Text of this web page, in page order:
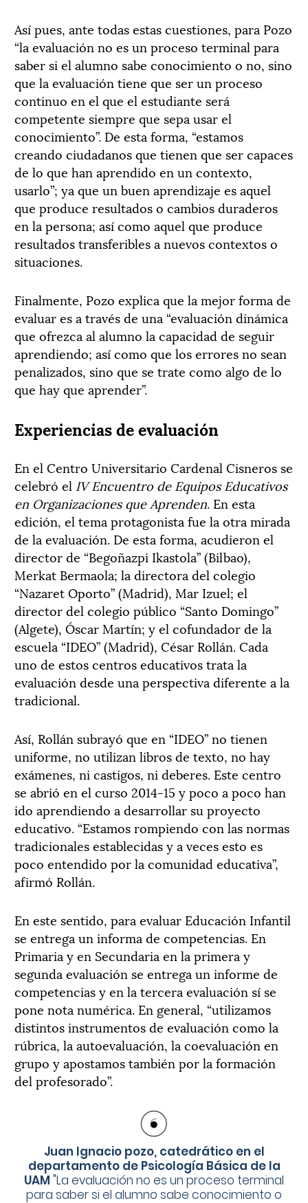
Así pues, ante todas estas cuestiones, para Pozo
“la evaluación no es un proceso terminal para
saber si el alumno sabe conocimiento o no, sino
que la evaluación tiene que ser un proceso
continuo en el que el estudiante será
competente siempre que sepa usar el
conocimiento”. De esta forma, “estamos
creando ciudadanos que tienen que ser capaces
de lo que han aprendido en un contexto,
usarlo”; ya que un buen aprendizaje es aquel
que produce resultados o cambios duraderos
en la persona; así como aquel que produce
resultados transferibles a nuevos contextos o
situaciones.
Finalmente, Pozo explica que la mejor forma de
evaluar es a través de una “evaluación dinámica
que ofrezca al alumno la capacidad de seguir
aprendiendo; así como que los errores no sean
penalizados, sino que se trate como algo de lo
que hay que aprender”.
Experiencias de evaluación
En el Centro Universitario Cardenal Cisneros se
celebró el IV Encuentro de Equipos Educativos
en Organizaciones que Aprenden. En esta
edición, el tema protagonista fue la otra mirada
de la evaluación. De esta forma, acudieron el
director de “Begoñazpi Ikastola” (Bilbao),
Merkat Bermaola; la directora del colegio
“Nazaret Oporto” (Madrid), Mar Izuel; el
director del colegio público “Santo Domingo”
(Algete), Óscar Martín; y el cofundador de la
escuela “IDEO” (Madrid), César Rollán. Cada
uno de estos centros educativos trata la
evaluación desde una perspectiva diferente a la
tradicional.
Así, Rollán subrayó que en “IDEO” no tienen
uniforme, no utilizan libros de texto, no hay
exámenes, ni castigos, ni deberes. Este centro
se abrió en el curso 2014-15 y poco a poco han
ido aprendiendo a desarrollar su proyecto
educativo. “Estamos rompiendo con las normas
tradicionales establecidas y a veces esto es
poco entendido por la comunidad educativa”,
afirmó Rollán.
En este sentido, para evaluar Educación Infantil
se entrega un informa de competencias. En
Primaria y en Secundaria en la primera y
segunda evaluación se entrega un informe de
competencias y en la tercera evaluación sí se
pone nota numérica. En general, “utilizamos
distintos instrumentos de evaluación como la
rúbrica, la autoevaluación, la coevaluación en
grupo y apostamos también por la formación
del profesorado”.
Juan Ignacio pozo, catedrático en el
departamento de Psicología Básica de la
UAM "La evaluación no es un proceso terminal
para saber si el alumno sabe conocimiento o